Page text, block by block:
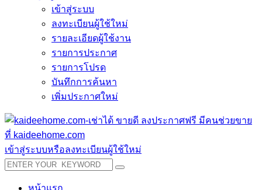
เข้าสู่ระบบ
ลงทะเบียนผู้ใช้ใหม่
รายละเอียดผู้ใช้งาน
รายการประกาศ
รายการโปรด
บันทึกการค้นหา
เพิ่มประกาศใหม่
เข้าสู่ระบบหรือลงทะเบียนผู้ใช้ใหม่
หน้าแรก